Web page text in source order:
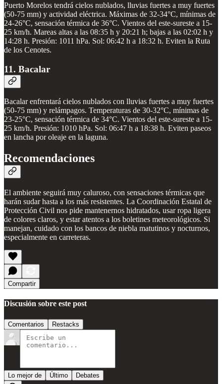
Puerto Morelos tendrá cielos nublados, lluvias fuertes a muy fuertes
(50-75 mm) y actividad eléctrica. Máximas de 32-34°C, mínimas de
24-26°C, sensación térmica de 36°C. Vientos del este-sureste a 15-
25 km/h. Mareas altas a las 08:35 h y 20:21 h; bajas a las 02:02 h y
14:28 h. Presión: 1011 hPa. Sol: 06:42 h a 18:32 h. Eviten la Ruta
de los Cenotes.
11. Bacalar
Bacalar enfrentará cielos nublados con lluvias fuertes a muy fuertes
(50-75 mm) y relámpagos. Temperaturas de 30-32°C, mínimas de
23-25°C, sensación térmica de 34°C. Vientos del este-sureste a 15-
25 km/h. Presión: 1010 hPa. Sol: 06:47 h a 18:38 h. Eviten paseos
en lancha por oleaje en la laguna.
Recomendaciones
El ambiente seguirá muy caluroso, con sensaciones térmicas que
harán sudar hasta a los más resistentes. La Coordinación Estatal de
Protección Civil nos pide mantenernos hidratados, usar ropa ligera
de colores claros, y estar atentos a los boletines meteorológicos. Si
manejan, cuidado con los bancos de niebla matutinos y nocturnos,
especialmente en carreteras.
Compartir
Discusión sobre este post
Comentarios Restacks
Lo mejor de Último Debates